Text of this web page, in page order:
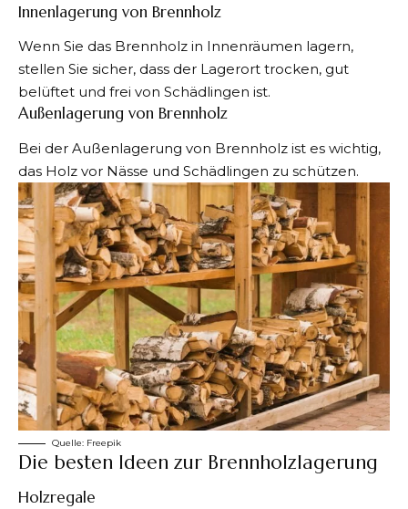
Innenlagerung von Brennholz
Wenn Sie das Brennholz in Innenräumen lagern,
stellen Sie sicher, dass der Lagerort trocken, gut
belüftet und frei von Schädlingen ist.
Außenlagerung von Brennholz
Bei der Außenlagerung von Brennholz ist es wichtig,
das Holz vor Nässe und Schädlingen zu schützen.
Quelle: Freepik
Die besten Ideen zur Brennholzlagerung
Holzregale